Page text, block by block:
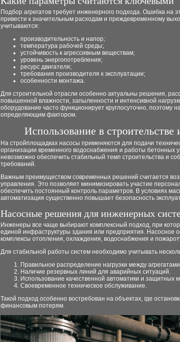
Подбор агрегатов требует инженерного подхода. Ошибка на
привести к значительным расходам и преждевременному
учитываются:
производительность и напор;
температура рабочей среды;
устойчивость к агрессивным веществам;
уровень энергопотребления;
ресурс двигателя;
требования производителя к эксплуатации;
особенности монтажа.
Для строительной отрасли особенно актуальны решения,
повышенной влажности, запыленности и интенсивной
оборудование часто функционирует круглосуточно, поэтому
определяющим фактором.
Использование в строительстве
На стройплощадках насосы применяются для подачи
организации временного водоснабжения и работы бетонных
невозможно обеспечить стабильный темп строительства и
требований.
Важным преимуществом современных решений считается
управления. Это позволяет минимизировать участие
обеспечить постоянный контроль параметров. В условиях
автоматизация существенно повышает безопасность
Насосные решения для инженерных
Инженеры все чаще выбирают комплексный подход, при
единой инфраструктуры здания или предприятия. Насосное
комплексы отопления, охлаждения, водоснабжения и
Для стабильной работы систем необходимо учитывать
Правильное распределение нагрузки между агрегатами.
Наличие резервных линий для аварийных ситуаций.
Использование качественной автоматики и защитных
Своевременное техническое обслуживание.
Такой подход особенно востребован на объектах, где
финансовым потерям.